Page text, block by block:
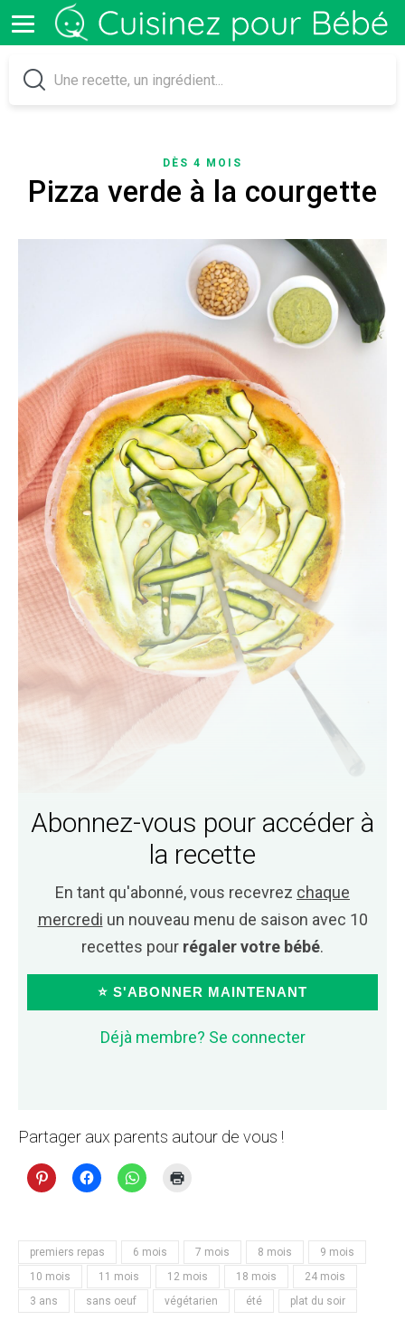
DÈS 4 MOIS
Pizza verde à la courgette
Abonnez-vous pour accéder à
la recette
En tant qu'abonné, vous recevrez chaque
mercredi un nouveau menu de saison avec 10
recettes pour régaler votre bébé.
⭐ S'ABONNER MAINTENANT
Déjà membre? Se connecter
Partager aux parents autour de vous !
premiers repas 6 mois 7 mois 8 mois
9 mois
10 mois
11 mois 12 mois 18 mois
24 mois
3 ans
sans oeuf végétarien été plat du soir